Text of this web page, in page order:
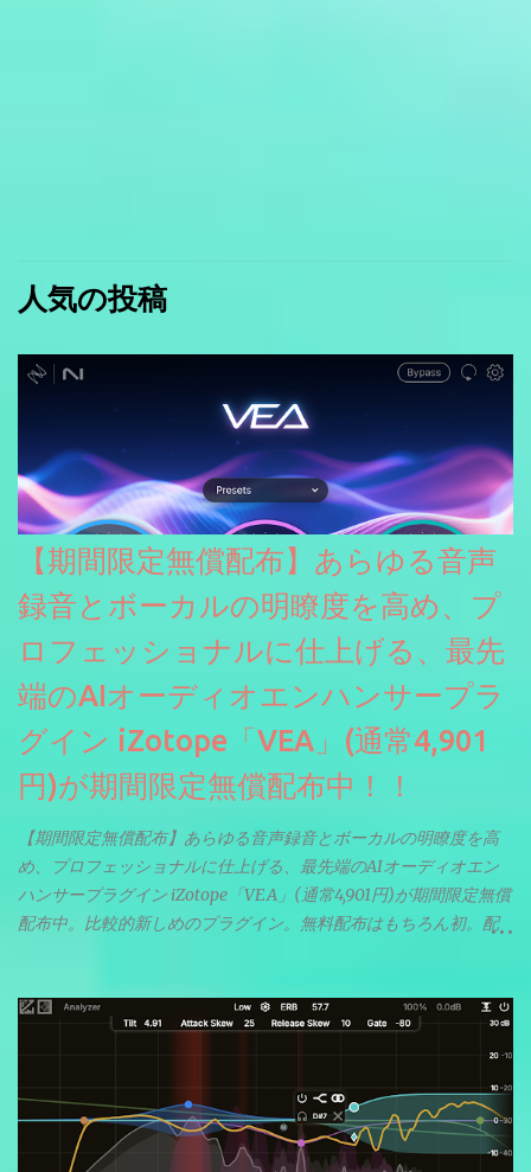
人気の投稿
【期間限定無償配布】あらゆる音声
録音とボーカルの明瞭度を高め、プ
ロフェッショナルに仕上げる、最先
端のAIオーディオエンハンサープラ
グイン iZotope「VEA」(通常4,901
円)が期間限定無償配布中！！
【期間限定無償配布】あらゆる音声録音とボーカルの明瞭度を高
め、プロフェッショナルに仕上げる、最先端のAIオーディオエン
ハンサープラグイン iZotope「VEA」(通常4,901円)が期間限定無償
配布中。比較的新しめのプラグイン。無料配布はもちろん初。配